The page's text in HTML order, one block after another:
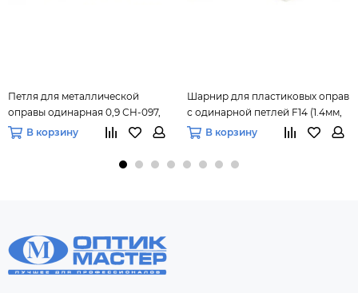
Петля для металлической
оправы одинарная 0,9 СH-097,
(10 шт.) уп.
В корзину
Шарнир для пластиковых оправ
с одинарной петлей F14 (1.4мм,
20 шт.)В корзину